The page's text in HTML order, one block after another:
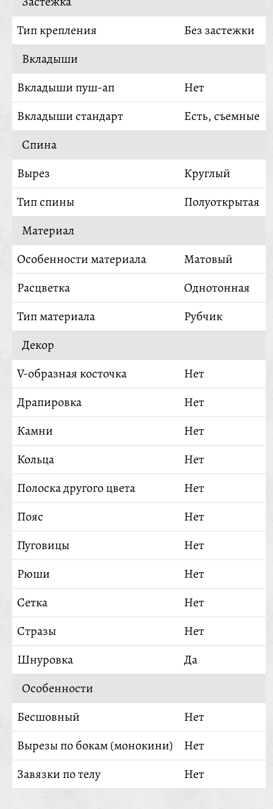
Тип крепления
Без застежки
Вкладыши
Вкладыши пуш-ап
Нет
Вкладыши стандарт
Есть, съемные
Спина
Вырез
Круглый
Тип спины
Полуоткрытая
Материал
Особенности материала
Матовый
Расцветка
Однотонная
Тип материала
Рубчик
Декор
V-образная косточка
Нет
Драпировка
Нет
Камни
Нет
Кольца
Нет
Полоска другого цвета
Нет
Пояс
Нет
Пуговицы
Нет
Рюши
Нет
Сетка
Нет
Стразы
Нет
Шнуровка
Да
Особенности
Бесшовный
Нет
Вырезы по бокам (монокини)
Нет
Завязки по телу
Нет